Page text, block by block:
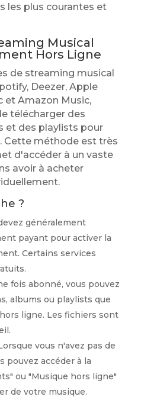
les plus courantes et
Musical
Hors Ligne
de streaming musical
Deezer, Apple
et Amazon Music,
télécharger des
et des playlists pour
Cette méthode est très
d'accéder à un vaste
avoir à acheter
?
généralement
payant pour activer la
Certains services
fois abonné, vous pouvez
albums ou playlists que
ligne. Les fichiers sont
vous n'avez pas de
pouvez accéder à la
ou "Musique hors ligne"
de votre musique.